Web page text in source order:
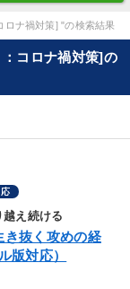
からお探しいただけ
営
ロナ禍対策] "の検索結果
コロナ禍対策]の
え続ける
き抜く攻めの経
版対応）